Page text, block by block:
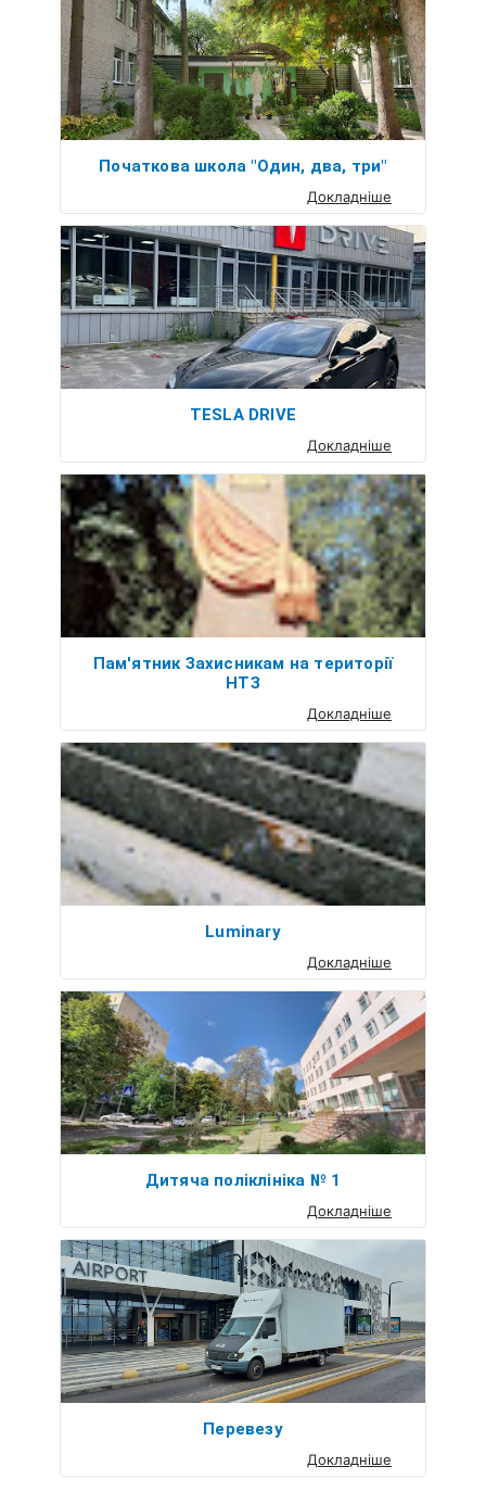
Початкова школа "Один, два, три"
Докладніше
TESLA DRIVE
Докладніше
Пам'ятник Захисникам на території
НТЗ
Докладніше
Luminary
Докладніше
Дитяча поліклініка № 1
Докладніше
Перевезу
Докладніше